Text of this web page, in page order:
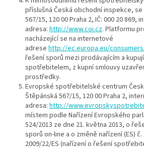
příslušná Česká obchodní inspekce,
567/15, 120 00 Praha 2, IČ: 000 20 869,
adresa: http://www.coi.cz. Platformu
nacházející se na internetové
adrese http://ec.europa.eu/
řešení sporů mezi prodávajícím a
spotřebitelem, z kupní smlouvy
prostředky.
Evropské spotřebitelské centrum
Štěpánská 567/15, 120 00 Praha 2,
adresa: http://
místem podle Nařízení Evropského
524/2013 ze dne 21. května 2013, o
sporů on-line a o změně nařízení (ES)
2009/22/ES (nařízení o řešení